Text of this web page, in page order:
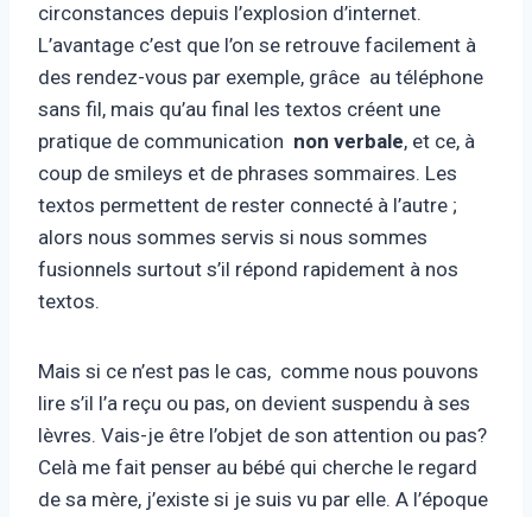
circonstances depuis l’explosion d’internet.
L’avantage c’est que l’on se retrouve facilement à
des rendez-vous par exemple, grâce au téléphone
sans fil, mais qu’au final les textos créent une
pratique de communication non verbale, et ce, à
coup de smileys et de phrases sommaires. Les
textos permettent de rester connecté à l’autre ;
alors nous sommes servis si nous sommes
fusionnels surtout s’il répond rapidement à nos
textos.
Mais si ce n’est pas le cas, comme nous pouvons
lire s’il l’a reçu ou pas, on devient suspendu à ses
lèvres. Vais-je être l’objet de son attention ou pas?
Celà me fait penser au bébé qui cherche le regard
de sa mère, j’existe si je suis vu par elle. A l’époque